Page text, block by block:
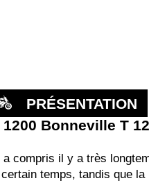
PRÉSENTATION
Bonneville T
a compris il y a très
temps, tandis que